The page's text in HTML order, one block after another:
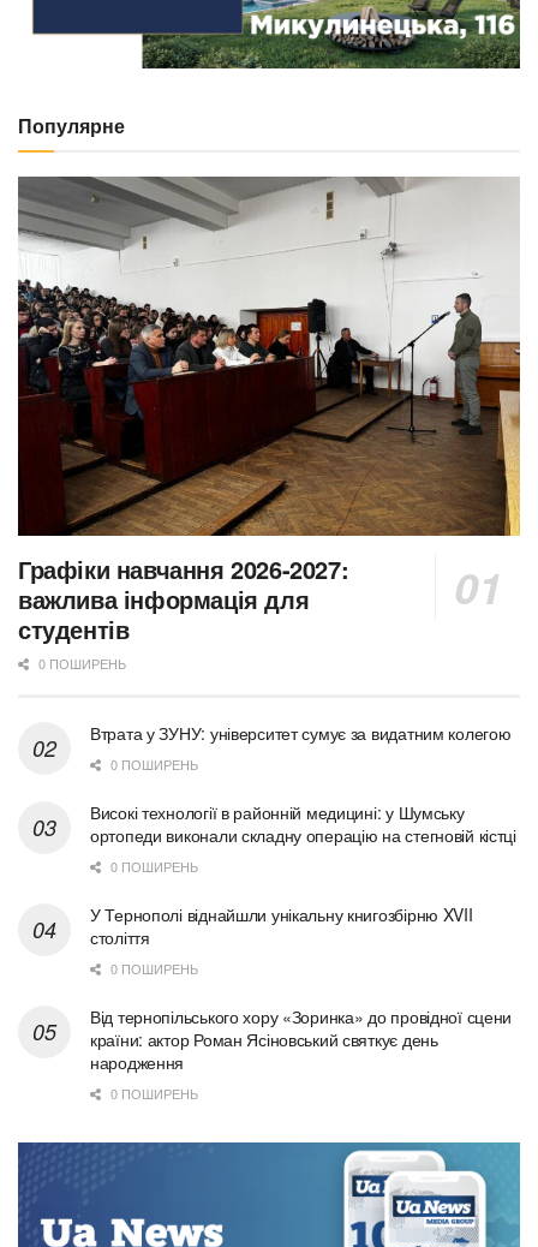
Популярне
Графіки навчання 2026-2027:
важлива інформація для
студентів
0 ПОШИРЕНЬ
Втрата у ЗУНУ: університет сумує за видатним колегою
0 ПОШИРЕНЬ
Високі технології в районній медицині: у Шумську
ортопеди виконали складну операцію на стегновій кістці
0 ПОШИРЕНЬ
У Тернополі віднайшли унікальну книгозбірню XVII
століття
0 ПОШИРЕНЬ
Від тернопільського хору «Зоринка» до провідної сцени
країни: актор Роман Ясіновський святкує день
народження
0 ПОШИРЕНЬ